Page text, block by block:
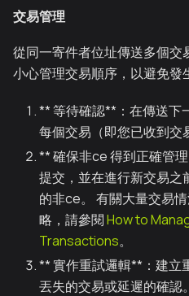
交易管理
從同一寄件者位址傳送多個
小心管理交易順序，以避免發
** 等待確認**：在傳送下
每個交易（即您已收到交
** 確保非ce 得到正確管
提交，並在進行新交易之
的非ce。 有關大量交易
略，請參閱How to
Transactions。
** 實作重試邏輯**：建立
丟失的交易或延遲的確認。